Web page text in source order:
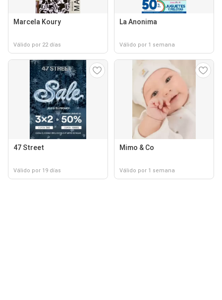
Marcela Koury
Válido por 22 días
La Anonima
Válido por 1 semana
47 Street
Válido por 19 días
Mimo & Co
Válido por 1 semana